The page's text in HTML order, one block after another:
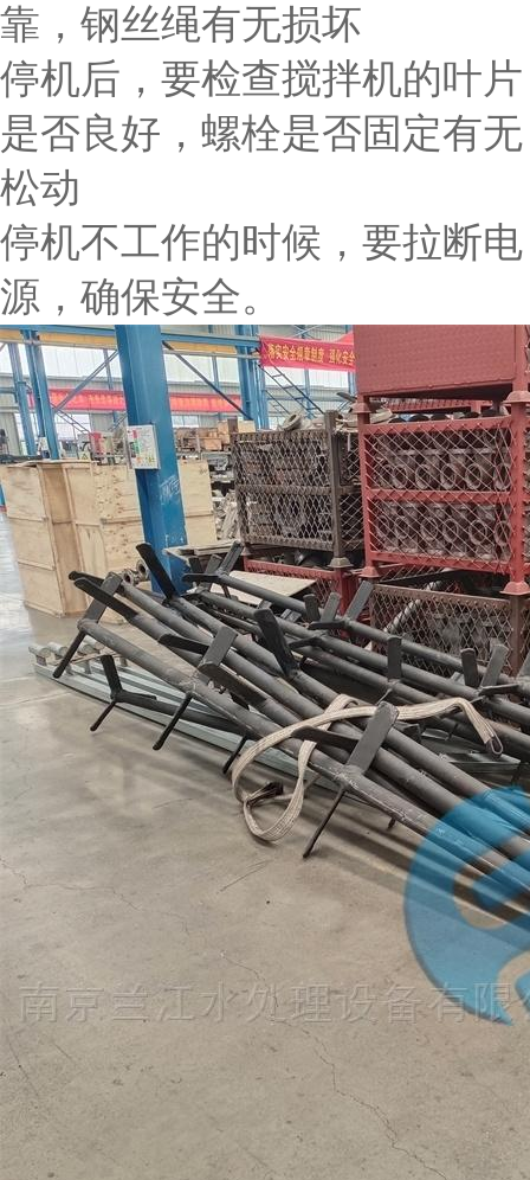
靠，钢丝绳有无损坏
停机后，要检查搅拌机的叶片
是否良好，螺栓是否固定有无
松动
停机不工作的时候，要拉断电
源，确保安全。